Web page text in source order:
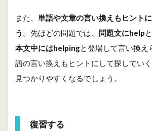
また、 単語や文章の言い換えもヒント
う 。先ほどの問題では、 問題文にhelp
本文中にはhelpingと登場して言い換え
語の言い換えもヒントにして探してい
見つかりやすくなるでしょう。
復習する